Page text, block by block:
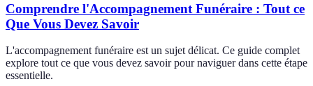
Comprendre l'Accompagnement Funéraire : Tout ce
Que Vous Devez Savoir
L'accompagnement funéraire est un sujet délicat. Ce guide complet
explore tout ce que vous devez savoir pour naviguer dans cette étape
essentielle.